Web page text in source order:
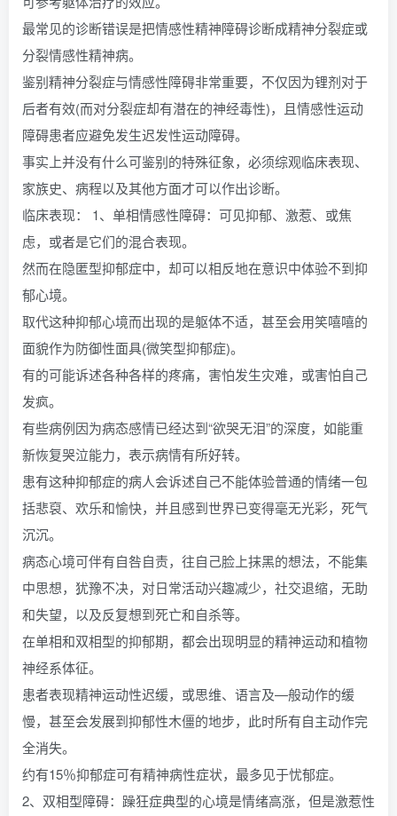
最常见的诊断错误是把情感性精神障碍诊断成精神分裂症或
分裂情感性精神病。
鉴别精神分裂症与情感性障碍非常重要，不仅因为锂剂对于
后者有效(而对分裂症却有潜在的神经毒性)，且情感性运动
障碍患者应避免发生迟发性运动障碍。
事实上并没有什么可鉴别的特殊征象，必须综观临床表现、
家族史、病程以及其他方面才可以作出诊断。
临床表现： 1、单相情感性障碍：可见抑郁、激惹、或焦
虑，或者是它们的混合表现。
然而在隐匿型抑郁症中，却可以相反地在意识中体验不到抑
郁心境。
取代这种抑郁心境而出现的是躯体不适，甚至会用笑嘻嘻的
面貌作为防御性面具(微笑型抑郁症)。
有的可能诉述各种各样的疼痛，害怕发生灾难，或害怕自己
发疯。
有些病例因为病态感情已经达到“欲哭无泪”的深度，如能重
新恢复哭泣能力，表示病情有所好转。
患有这种抑郁症的病人会诉述自己不能体验普通的情绪一包
括悲裒、欢乐和愉快，并且感到世界已变得毫无光彩，死气
沉沉。
病态心境可伴有自咎自责，往自己脸上抹黑的想法，不能集
中思想，犹豫不决，对日常活动兴趣减少，社交退缩，无助
和失望，以及反复想到死亡和自杀等。
在单相和双相型的抑郁期，都会出现明显的精神运动和植物
神经系体征。
患者表现精神运动性迟缓，或思维、语言及—般动作的缓
慢，甚至会发展到抑郁性木僵的地步，此时所有自主动作完
全消失。
约有15％抑郁症可有精神病性症状，最多见于忧郁症。
2、双相型障碍：躁狂症典型的心境是情绪高涨，但是激惹性